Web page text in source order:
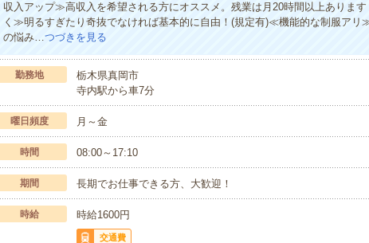
収入アップ≫高収入を希望される方にオススメ。残業は月20時間以上ありま
く≫明るすぎたり奇抜でなければ基本的に自由！(規定有)≪機能的な制服アリ
の悩み…つづきを見る
勤務地
栃木県真岡市
寺内駅から車7分
曜日頻度 月～金
時間 08:00～17:10
期間 長期でお仕事できる方、大歓迎！
時給 時給1600円
交通費